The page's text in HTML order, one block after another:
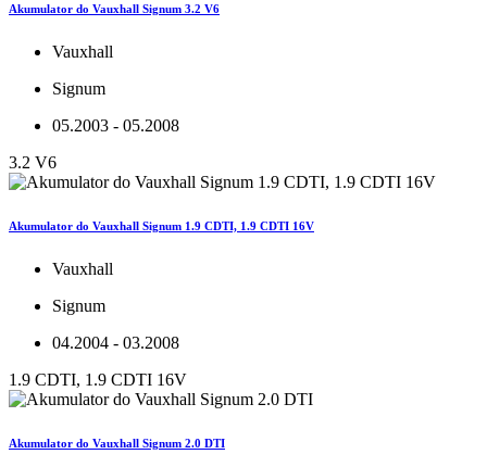
Akumulator do Vauxhall Signum 3.2 V6
Vauxhall
Signum
05.2003 - 05.2008
3.2 V6
Akumulator do Vauxhall Signum 1.9 CDTI, 1.9 CDTI 16V
Vauxhall
Signum
04.2004 - 03.2008
1.9 CDTI, 1.9 CDTI 16V
Akumulator do Vauxhall Signum 2.0 DTI